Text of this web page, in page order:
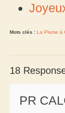
Mots clés : La Plume à
18
PR